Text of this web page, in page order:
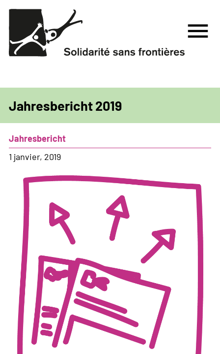
Aller
contenu
principal
menu
Jahresbericht 2019
Jahresbericht
1 janvier, 2019